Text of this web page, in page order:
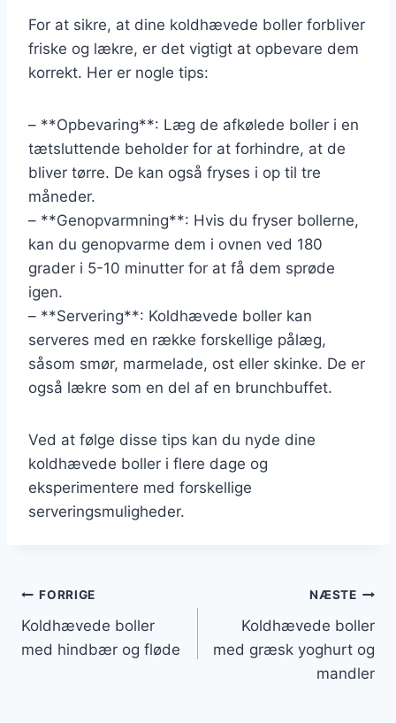
For at sikre, at dine koldhævede boller forbliver
friske og lækre, er det vigtigt at opbevare dem
korrekt. Her er nogle tips:
– **Opbevaring**: Læg de afkølede boller i en
tætsluttende beholder for at forhindre, at de
bliver tørre. De kan også fryses i op til tre
måneder.
– **Genopvarmning**: Hvis du fryser bollerne,
kan du genopvarme dem i ovnen ved 180
grader i 5-10 minutter for at få dem sprøde
igen.
– **Servering**: Koldhævede boller kan
serveres med en række forskellige pålæg,
såsom smør, marmelade, ost eller skinke. De er
også lækre som en del af en brunchbuffet.
Ved at følge disse tips kan du nyde dine
koldhævede boller i flere dage og
eksperimentere med forskellige
serveringsmuligheder.
Indlægsnavigation
FORRIGE
Koldhævede boller
med hindbær og fløde
NÆSTE
Koldhævede boller
med græsk yoghurt og
mandler